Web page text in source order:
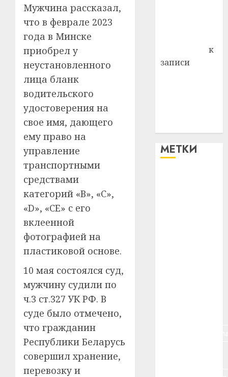
Мужчина рассказал,
что в феврале 2023
года в Минске
приобрел у
неустановленного
лица бланк
водительского
удостоверения на
свое имя, дающего
ему право на
управление
транспортными
средствами
категорий «В», «С»,
«D», «СЕ» с его
вклеенной
фотографией на
пластиковой основе.
10 мая состоялся суд,
мужчину судили по
ч.3 ст.327 УК РФ. В
суде было отмечено,
что гражданин
Республики Беларусь
совершил хранение,
перевозку и
к
записи
МЕТКИ